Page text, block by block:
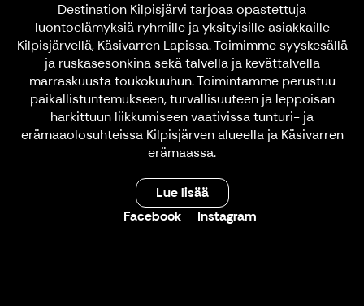
Destination Kilpisjärvi tarjoaa opastettuja
luontoelämyksiä ryhmille ja yksityisille asiakkaille
Kilpisjärvellä, Käsivarren Lapissa. Toimimme syyskesällä
ja ruskasesonkina sekä talvella ja kevättalvella
marraskuusta toukokuuhun. Toimintamme perustuu
paikallistuntemukseen, turvallisuuteen ja leppoisan
harkittuun liikkumiseen vaativissa tunturi- ja
erämaaolosuhteissa Kilpisjärven alueella ja Käsivarren
erämaassa.
Lue lisää
Facebook
Instagram